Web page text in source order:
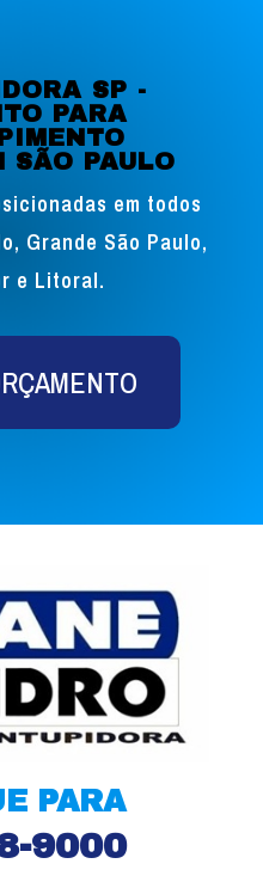
SP -
PARA
SÃO PAULO
em todos
Grande São Paulo,
e Litoral.
PARA
9000